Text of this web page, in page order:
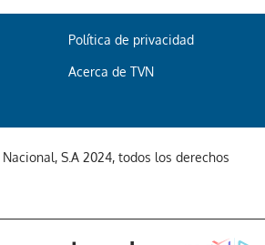
Política de privacidad
Acerca de TVN
S.A 2024, todos los derechos